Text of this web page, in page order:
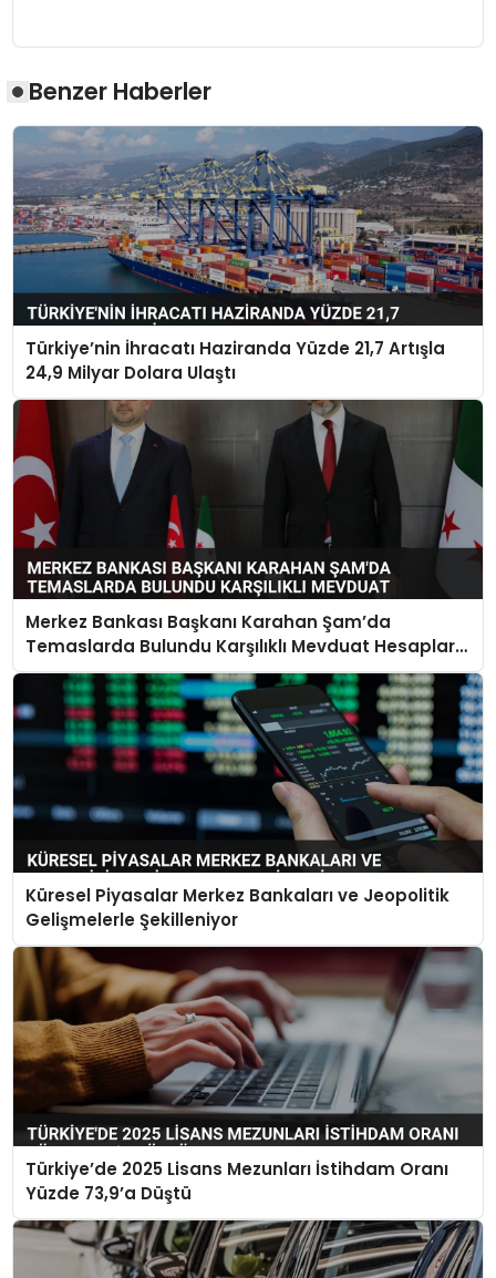
Benzer Haberler
Türkiye’nin İhracatı Haziranda Yüzde 21,7 Artışla
24,9 Milyar Dolara Ulaştı
Merkez Bankası Başkanı Karahan Şam’da
Temaslarda Bulundu Karşılıklı Mevduat Hesapları
Açılacak
Küresel Piyasalar Merkez Bankaları ve Jeopolitik
Gelişmelerle Şekilleniyor
Türkiye’de 2025 Lisans Mezunları İstihdam Oranı
Yüzde 73,9’a Düştü